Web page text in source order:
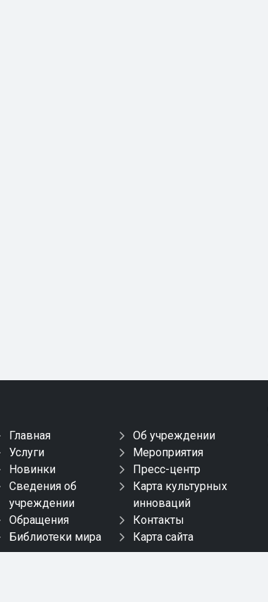
Главная
Об учреждении
Услуги
Мероприятия
Новинки
Пресс-центр
Сведения об
учреждении
Карта культурных
инноваций
Обращения
Контакты
Библиотеки мира
Карта сайта